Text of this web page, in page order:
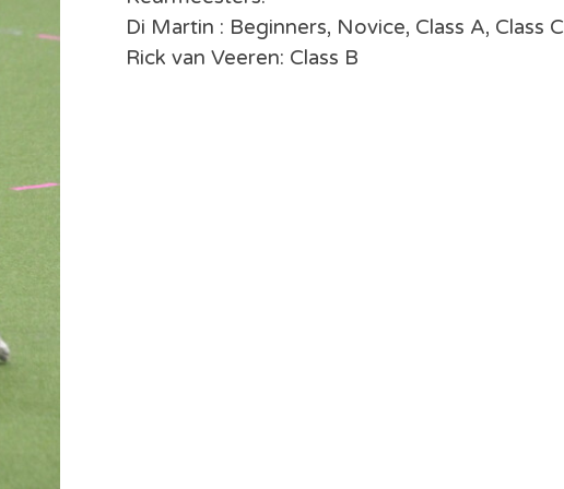
Di Martin : Beginners, Novice, Class A, Class C
Rick van Veeren: Class B